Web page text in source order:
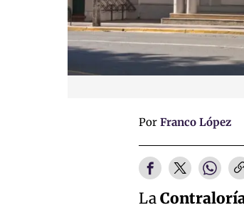
Por Franco López
LaContraloría